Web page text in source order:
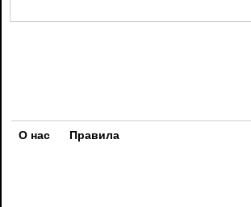
О нас Правила